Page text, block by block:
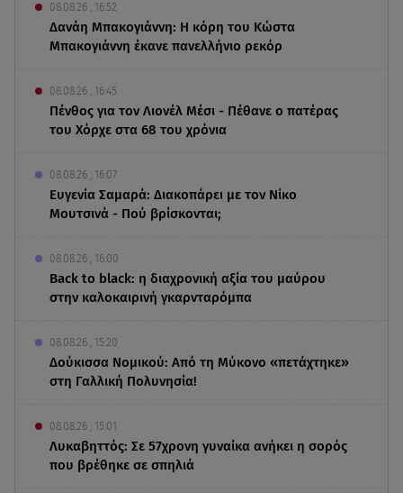
08.08.26 , 16:52
Δανάη Μπακογιάννη: Η κόρη του Κώστα
Μπακογιάννη έκανε πανελλήνιο ρεκόρ
08.08.26 , 16:45
Πένθος για τον Λιονέλ Μέσι - Πέθανε ο πατέρας
του Χόρχε στα 68 του χρόνια
08.08.26 , 16:07
Ευγενία Σαμαρά: Διακοπάρει με τον Νίκο
Μουτσινά - Πού βρίσκονται;
08.08.26 , 16:00
Back to black: η διαχρονική αξία του μαύρου
στην καλοκαιρινή γκαρνταρόμπα
08.08.26 , 15:20
Δούκισσα Νομικού: Από τη Μύκονο «πετάχτηκε»
στη Γαλλική Πολυνησία!
08.08.26 , 15:01
Λυκαβηττός: Σε 57χρονη γυναίκα ανήκει η σορός
που βρέθηκε σε σπηλιά